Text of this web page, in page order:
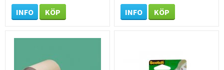
INFO KÖP INFO KÖP